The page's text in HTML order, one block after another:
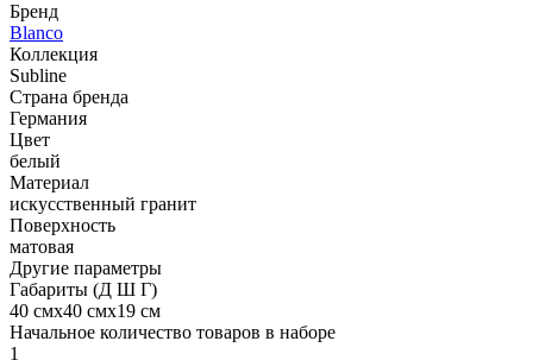
Бренд
Blanco
Коллекция
Subline
Страна бренда
Германия
Цвет
белый
Материал
искусственный гранит
Поверхность
матовая
Другие параметры
Габариты (Д Ш Г)
40 смх40 смх19 см
Начальное количество товаров в наборе
1